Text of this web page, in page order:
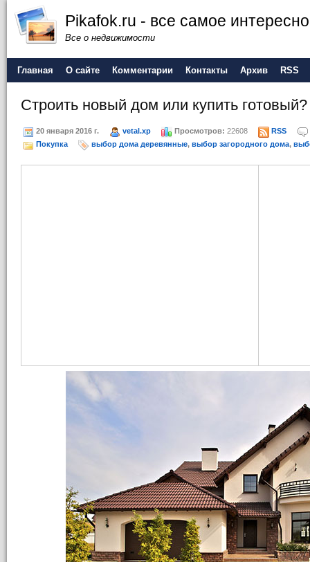
Pikafok.ru - все самое
Все о недвижимости
Главная О сайте Комментарии Контакты Архив RSS
Строить новый дом или купить готовый?
20 января 2016 г. vetal.xp Просмотров: 22608
RSS
Покупка
выбор дома деревянные, выбор загородного дома,